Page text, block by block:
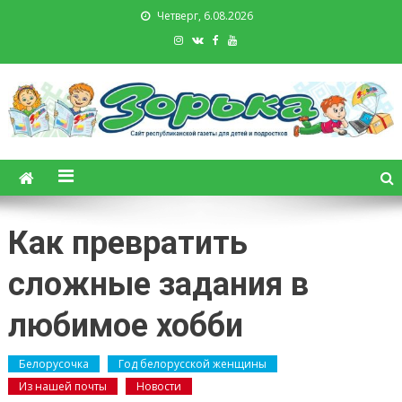
Четверг, 6.08.2026
Зорька. Газета для детей и
подростков
Как превратить
сложные задания в
любимое хобби
Белорусочка
Год белорусской женщины
Из нашей почты
Новости